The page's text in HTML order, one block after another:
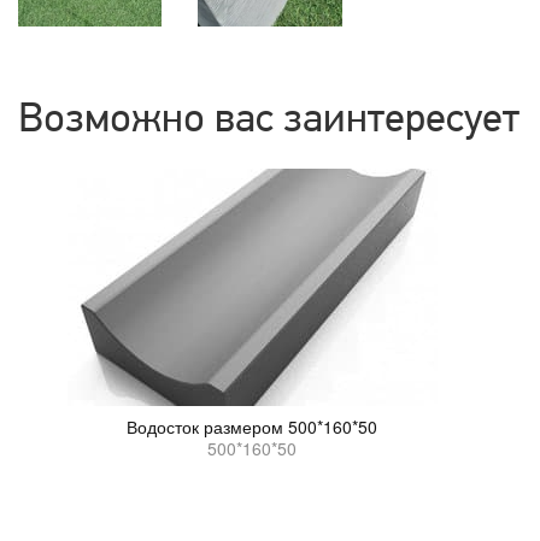
Возможно вас заинтересует
Водосток размером 500*160*50
500*160*50